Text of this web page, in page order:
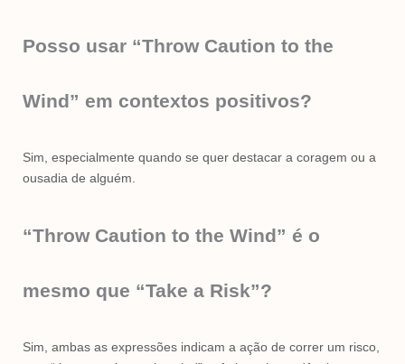
Posso usar “Throw Caution to the
Wind” em contextos positivos?
Sim, especialmente quando se quer destacar a coragem ou a
ousadia de alguém.
“Throw Caution to the Wind” é o
mesmo que “Take a Risk”?
Sim, ambas as expressões indicam a ação de correr um risco,